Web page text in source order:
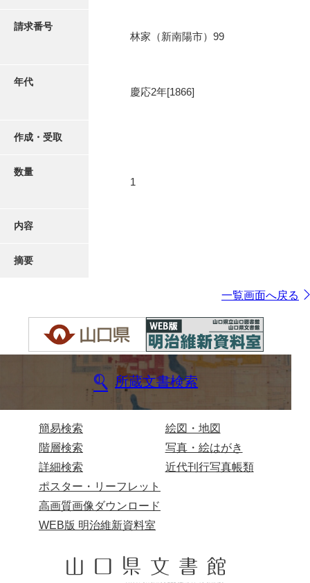
請求番号
林家（新南陽市）99
年代
慶応2年[1866]
作成・受取
数量
1
内容
摘要
一覧画面へ戻る
所蔵文書検索
簡易検索
階層検索
詳細検索
絵図・地図
写真・絵はがき
近代刊行写真帳類
ポスター・リーフレット
高画質画像ダウンロード
WEB版 明治維新資料室